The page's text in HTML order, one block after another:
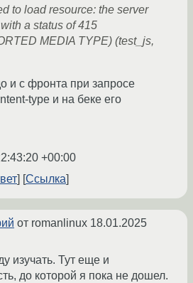
to load resource: the server
a status of 415
MEDIA TYPE) (test_js,
и с фронта при запросе
type и на беке его
+00:00
Ссылка
от romanlinux 18.01.2025
изучать. Тут еще и
до которой я пока не дошел.